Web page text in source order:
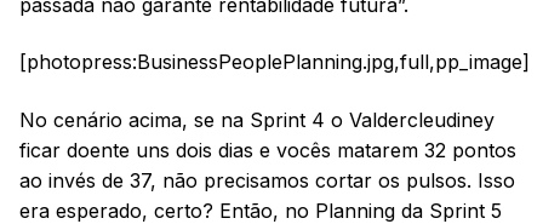
[photopress:BusinessPeoplePlanning.jpg,full,pp_image]
No cenário acima, se na Sprint 4 o Valdercleudiney
ficar doente uns dois dias e vocês matarem 32 pontos
ao invés de 37, não precisamos cortar os pulsos. Isso
era esperado, certo? Então, no Planning da Sprint 5